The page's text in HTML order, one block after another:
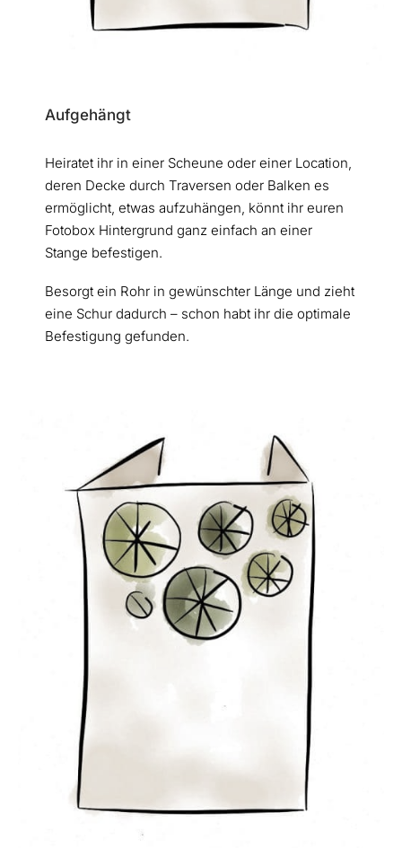
Aufgehängt
Heiratet ihr in einer Scheune oder einer Location,
deren Decke durch Traversen oder Balken es
ermöglicht, etwas aufzuhängen, könnt ihr euren
Fotobox Hintergrund ganz einfach an einer
Stange befestigen.
Besorgt ein Rohr in gewünschter Länge und zieht
eine Schur dadurch – schon habt ihr die optimale
Befestigung gefunden.